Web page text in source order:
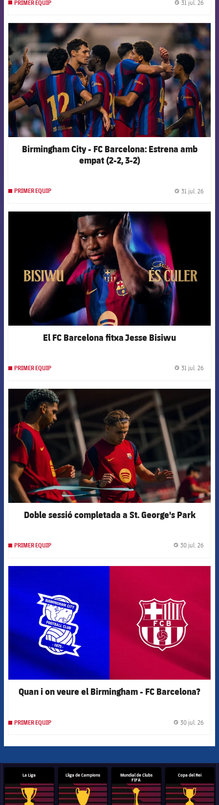
PRIMER EQUIP 31 jul. 26
FCB Barcelona badge
Birmingham City - FC Barcelona: Estrena amb
empat (2-2, 3-2)
PRIMER EQUIP 31 jul. 26
FCB Barcelona badge
El FC Barcelona fitxa Jesse Bisiwu
PRIMER EQUIP 31 jul. 26
FCB Barcelona badge
Doble sessió completada a St. George's Park
PRIMER EQUIP 30 jul. 26
Quan i on veure el Birmingham - FC Barcelona?
PRIMER EQUIP 30 jul. 26
La Liga Lliga de Campions
Mundial de Clubs
FIFA
Copa del Rei